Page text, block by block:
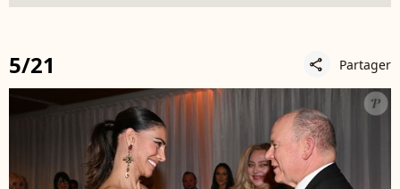
5/21 share Partager